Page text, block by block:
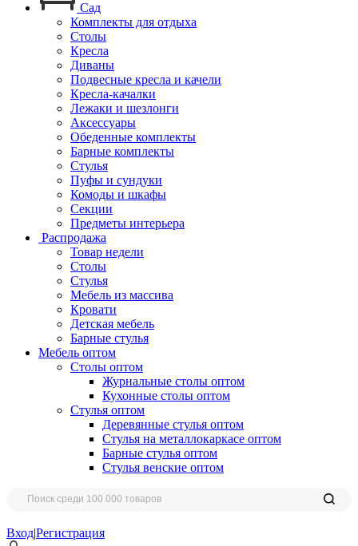
Сад
Комплекты для отдыха
Столы
Кресла
Диваны
Подвесные кресла и качели
Кресла-качалки
Лежаки и шезлонги
Аксессуары
Обеденные комплекты
Барные комплекты
Стулья
Пуфы и сундуки
Комоды и шкафы
Секции
Предметы интерьера
Распродажа
Товар недели
Столы
Стулья
Мебель из массива
Кровати
Детская мебель
Барные стулья
Мебель оптом
Столы оптом
Журнальные столы оптом
Кухонные столы оптом
Стулья оптом
Деревянные стулья оптом
Стулья на металлокаркасе оптом
Барные стулья оптом
Стулья венские оптом
Вход|Регистрация